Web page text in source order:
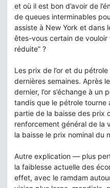
et où il est bon d’avoir de
de queues interminables
assiste à New York et dans
êtes-vous certain de
réduite” ?
Les prix de l’or et du
dernières semaines. Après
dernier, l’or s’échange à un
tandis que le pétrole tourne
partie de la baisse des prix
renforcement général de la
la baisse le prix nominal du
Autre explication — plus
la faiblesse actuelle des
effet, avec le ramdam